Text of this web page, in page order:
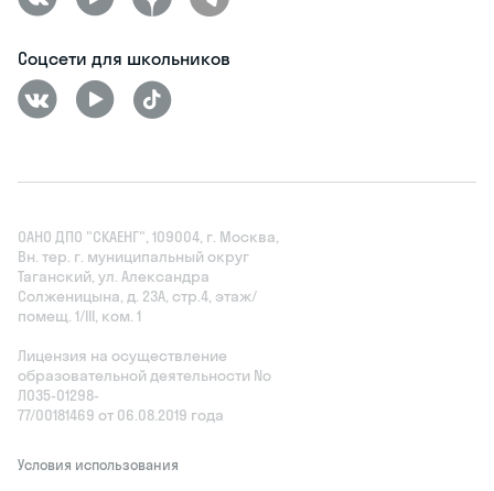
Соцсети для школьников
ОАНО ДПО "СКАЕНГ", 109004, г. Москва,
Вн. тер. г. муниципальный округ
Таганский, ул. Александра
Солженицына, д. 23А, стр.4, этаж/
помещ. 1/III, ком. 1
Лицензия на осуществление
образовательной деятельности No
Л035‑01298-
77/00181469 от 06.08.2019 года
Условия использования